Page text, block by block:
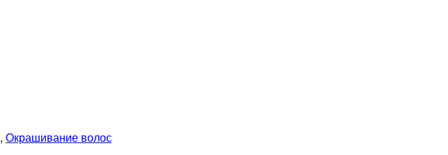
, Окрашивание волос